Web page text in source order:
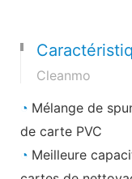
Cleanmo
◔ Mélange de
de carte PVC
◔ Meilleure